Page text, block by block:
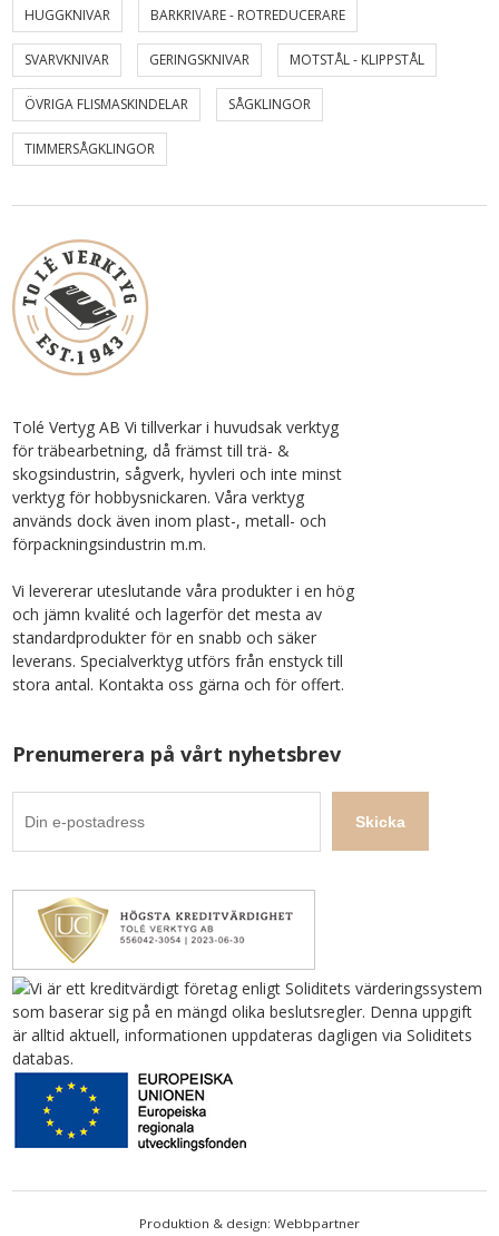
HUGGKNIVAR BARKRIVARE - ROTREDUCERARE
SVARVKNIVAR GERINGSKNIVAR MOTSTÅL - KLIPPSTÅL
ÖVRIGA FLISMASKINDELAR SÅGKLINGOR
TIMMERSÅGKLINGOR
Tolé Vertyg AB Vi tillverkar i huvudsak verktyg
för träbearbetning, då främst till trä- &
skogsindustrin, sågverk, hyvleri och inte minst
verktyg för hobbysnickaren. Våra verktyg
används dock även inom plast-, metall- och
förpackningsindustrin m.m.
Vi levererar uteslutande våra produkter i en hög
och jämn kvalité och lagerför det mesta av
standardprodukter för en snabb och säker
leverans. Specialverktyg utförs från enstyck till
stora antal. Kontakta oss gärna och för offert.
Prenumerera på vårt nyhetsbrev
Produktion & design: Webbpartner